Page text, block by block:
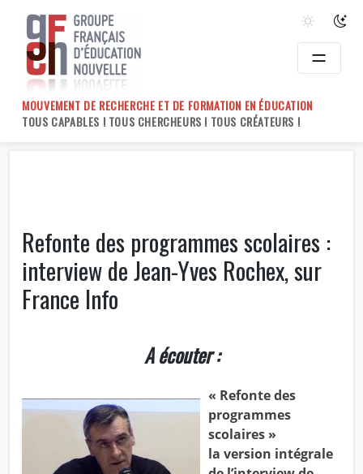
content
MOUVEMENT DE RECHERCHE ET DE FORMATION EN ÉDUCATION
TOUS CAPABLES ! TOUS CHERCHEURS ! TOUS CRÉATEURS !
Refonte des programmes scolaires :
interview de Jean-Yves Rochex, sur
France Info
A écouter :
« Refonte des
programmes
scolaires »
la version intégrale